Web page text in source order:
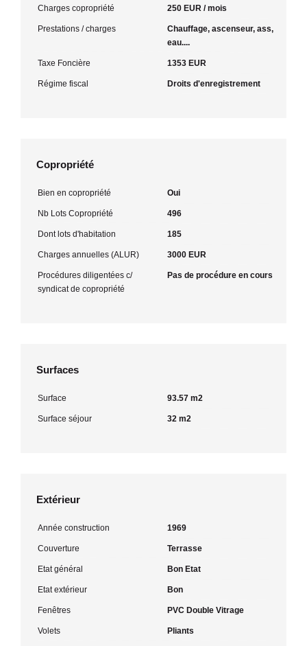
Charges copropriété 250 EUR / mois
Prestations / charges
Chauffage, ascenseur, ass,
eau....
Taxe Foncière 1353 EUR
Régime fiscal Droits d'enregistrement
Copropriété
Bien en copropriété Oui
Nb Lots Copropriété 496
Dont lots d'habitation 185
Charges annuelles (ALUR) 3000 EUR
Procédures diligentées c/
syndicat de copropriété
Pas de procédure en cours
Surfaces
Surface 93.57 m2
Surface séjour 32 m2
Extérieur
Année construction 1969
Couverture Terrasse
Etat général Bon Etat
Etat extérieur Bon
Fenêtres PVC Double Vitrage
Volets Pliants